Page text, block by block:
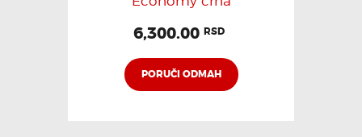
6,300.00 RSD
PORUČI ODMAH